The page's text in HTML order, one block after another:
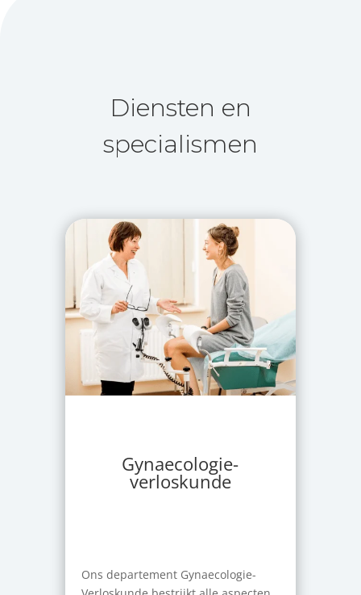
Diensten en
specialismen
Gynaecologie-
verloskunde
Ons departement Gynaecologie-